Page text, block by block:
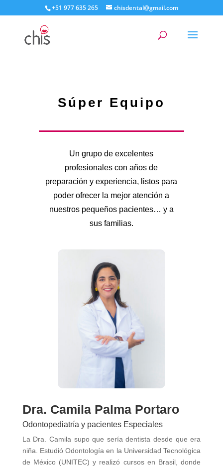
+51 977 635 265 chisdental@gmail.com
Súper Equipo
Un grupo de excelentes
profesionales con años de
preparación y experiencia, listos para
poder ofrecer la mejor atención a
nuestros pequeños pacientes… y a
sus familias.
Dra. Camila Palma Portaro
Odontopediatría y pacientes Especiales
La Dra. Camila supo que sería dentista desde que era
niña. Estudió Odontología en la Universidad Tecnológica
de México (UNITEC) y realizó cursos en Brasil, donde